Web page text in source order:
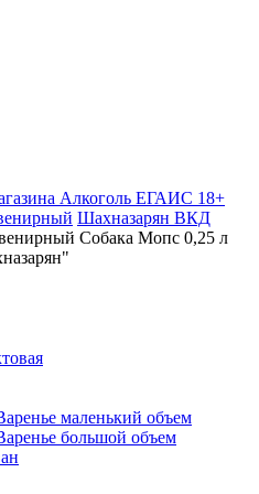
Алкоголь ЕГАИС 18+
Шахназарян ВКД
Собака Мопс 0,25 л
маленький объем
большой объем